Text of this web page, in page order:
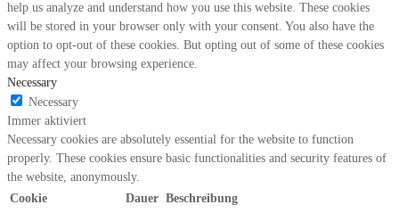
help us analyze and understand how you use this website. These cookies
will be stored in your browser only with your consent. You also have the
option to opt-out of these cookies. But opting out of some of these cookies
may affect your browsing experience.
Necessary
Necessary
Immer aktiviert
Necessary cookies are absolutely essential for the website to function
properly. These cookies ensure basic functionalities and security features of
the website, anonymously.
Cookie
Dauer Beschreibung